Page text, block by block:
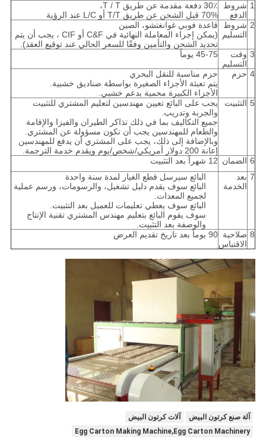
1 شروط
الدفع
30٪ دفعة مقدمة عن طريق T / T،
70% قبل الشحن عن طريق T/T أو L/C عند الرؤية
2 شروط
التسليم
قاعدة فوبي غوانغتشو، الصين
(يمكن إجراء المعاملة النهائية في C&F أو CIF ، يجب أن يتم
تحديد الشحن والتأمين وفقًا للسعر الحالي عند توقيع العقد).
3 وقت
التسليم
45-75 يوماً
4 حزم
حزم مناسبة للنقل البحري
يتم تعبئة الأجزاء الصغيرة بواسطة صناديق خشبية.
الأجزاء الكبيرة محمية بدعم خشبي.
5 التثبيت
يجب على البائع تعيين مهندسين لتعليم المشتري للتثبيت
والجربة وتدريب.
جميع التكاليف بما في ذلك تذاكر الطيران والفيزا والإقامة
والطعام للمهندسين يجب أن تكون مسؤولة عن المشتري.
وبالإضافة إلى ذلك، يجب على المشتري أن يدفع للمهندسين
إعانة 200 دولار أمريكي/شخص/يوم ويقدم خدمة الترجمة.
6 الضمان 12 شهراً بعد التثبيت
7 بعد
الخدمة
البائع سيرسل قطع الغيار لمدة سنة واحدة
البائع سوف يقدم دليل تشغيل، والرسومات، ورسم عملية
لجميع المعدات.
البائع سوف يعطي تعليمات للعميل بعد التثبيت.
سوف يقوم البائع بتعليم مهندس المشتري تقنية الإنتاج
والوصفة بعد التثبيت.
8 صلاحية
الاقتباس
90 يوماً بعد تاريخ تقديم العرض
آلة صنع كرتون البيض
آلات كرتون البيض
Egg Carton Making Machine,Egg Carton Machinery